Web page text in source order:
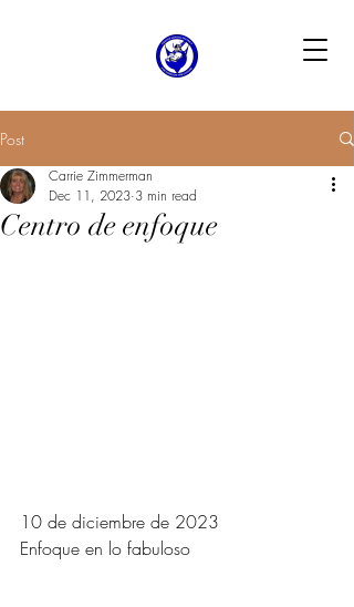
Post
Centro de enfoque
Carrie Zimmerman
Dec 11, 2023 3 min read
10 de diciembre de 2023
Enfoque en lo fabuloso